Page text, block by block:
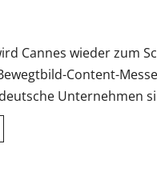
Cannes wieder zum
Content-Messe
Unternehmen